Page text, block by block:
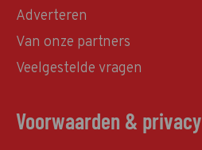
Adverteren
Van onze partners
Veelgestelde vragen
Voorwaarden & privacy